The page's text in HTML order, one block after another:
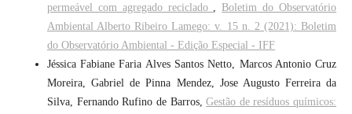
permeável com agregado reciclado , Boletim do Observatório
Ambiental Alberto Ribeiro Lamego: v. 15 n. 2 (2021): Boletim
do Observatório Ambiental - Edição Especial - IFF
Jéssica Fabiane Faria Alves Santos Netto, Marcos Antonio Cruz
Moreira, Gabriel de Pinna Mendez, Jose Augusto Ferreira da
Silva, Fernando Rufino de Barros,Gestão de resíduos químicos: